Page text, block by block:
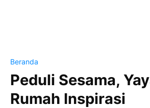
Beranda
Peduli Sesama,
Rumah Inspirasi